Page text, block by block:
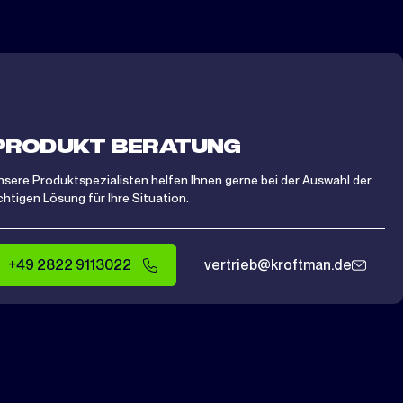
BERATUNG
Produktspezialisten helfen Ihnen gerne bei der Auswahl der
Lösung für Ihre Situation.
+49 2822 9113022 vertrieb@kroftman.de